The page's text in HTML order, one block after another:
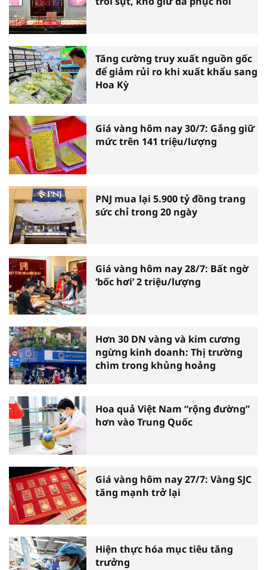
Tăng cường truy xuất nguồn gốc
để giảm rủi ro khi xuất khẩu sang
Hoa Kỳ
Giá vàng hôm nay 30/7: Gắng giữ
mức trên 141 triệu/lượng
PNJ mua lại 5.900 tỷ đồng trang
sức chỉ trong 20 ngày
Giá vàng hôm nay 28/7: Bất ngờ
‘bốc hơi’ 2 triệu/lượng
Hơn 30 DN vàng và kim cương
ngừng kinh doanh: Thị trường
chìm trong khủng hoảng
Hoa quả Việt Nam “rộng đường”
hơn vào Trung Quốc
Giá vàng hôm nay 27/7: Vàng SJC
tăng mạnh trở lại
Hiện thực hóa mục tiêu tăng
trưởng